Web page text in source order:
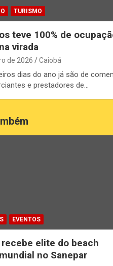
TURISMO
teve 100% de
virada
de 2026 Caiobá
dias do ano já são de
e prestadores de…
EVENTOS
recebe elite do beach
no Sanepar